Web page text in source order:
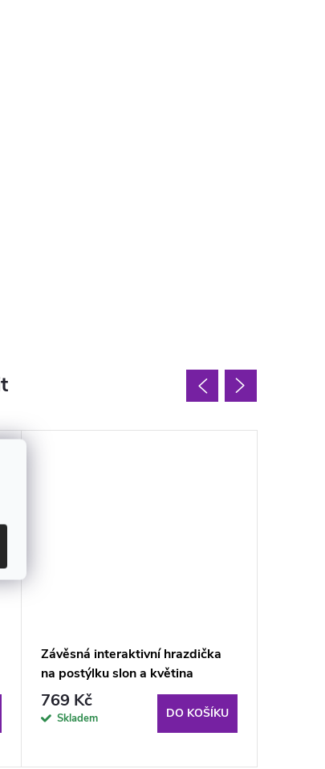
Závěsná interaktivní hrazdička
na postýlku slon a květina
769 Kč
Skladem DO KOŠÍKU